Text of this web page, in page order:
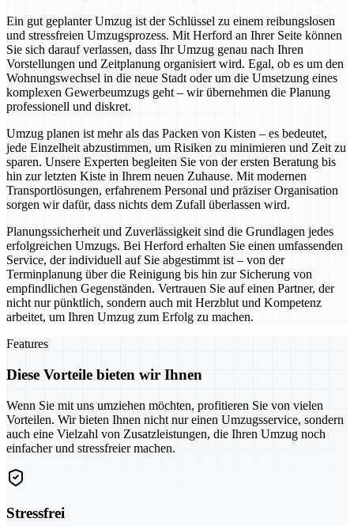
Ein gut geplanter Umzug ist der Schlüssel zu einem reibungslosen
und stressfreien Umzugsprozess. Mit Herford an Ihrer Seite können
Sie sich darauf verlassen, dass Ihr Umzug genau nach Ihren
Vorstellungen und Zeitplanung organisiert wird. Egal, ob es um den
Wohnungswechsel in die neue Stadt oder um die Umsetzung eines
komplexen Gewerbeumzugs geht – wir übernehmen die Planung
professionell und diskret.
Umzug planen ist mehr als das Packen von Kisten – es bedeutet,
jede Einzelheit abzustimmen, um Risiken zu minimieren und Zeit zu
sparen. Unsere Experten begleiten Sie von der ersten Beratung bis
hin zur letzten Kiste in Ihrem neuen Zuhause. Mit modernen
Transportlösungen, erfahrenem Personal und präziser Organisation
sorgen wir dafür, dass nichts dem Zufall überlassen wird.
Planungssicherheit und Zuverlässigkeit sind die Grundlagen jedes
erfolgreichen Umzugs. Bei Herford erhalten Sie einen umfassenden
Service, der individuell auf Sie abgestimmt ist – von der
Terminplanung über die Reinigung bis hin zur Sicherung von
empfindlichen Gegenständen. Vertrauen Sie auf einen Partner, der
nicht nur pünktlich, sondern auch mit Herzblut und Kompetenz
arbeitet, um Ihren Umzug zum Erfolg zu machen.
Features
Diese Vorteile bieten wir Ihnen
Wenn Sie mit uns umziehen möchten, profitieren Sie von vielen
Vorteilen. Wir bieten Ihnen nicht nur einen Umzugsservice, sondern
auch eine Vielzahl von Zusatzleistungen, die Ihren Umzug noch
einfacher und stressfreier machen.
Stressfrei